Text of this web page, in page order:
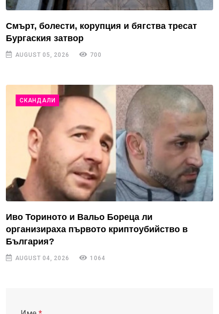
Смърт, болести, корупция и бягства тресат
Бургаския затвор
AUGUST 05, 2026 700
СКАНДАЛИ
Иво Ториното и Вальо Бореца ли
организираха първото криптоубийство в
България?
AUGUST 04, 2026 1064